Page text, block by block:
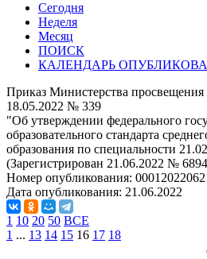
Сегодня
Неделя
Месяц
ПОИСК
КАЛЕНДАРЬ
Приказ Министерства
18.05.2022 № 339
"Об утверждении федерального
образовательного стандарта
образования по специальности
(Зарегистрирован 21.06.2022 №
Номер опубликования:
Дата опубликования: 21.06.2022
1 10 20 50 ВСЕ
1 ... 13 14 15 16 17 18